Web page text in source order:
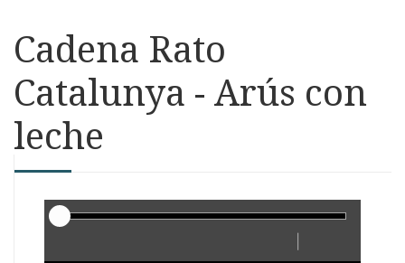
Cadena Rato
Catalunya - Arús con
leche
Reproductor
Lent